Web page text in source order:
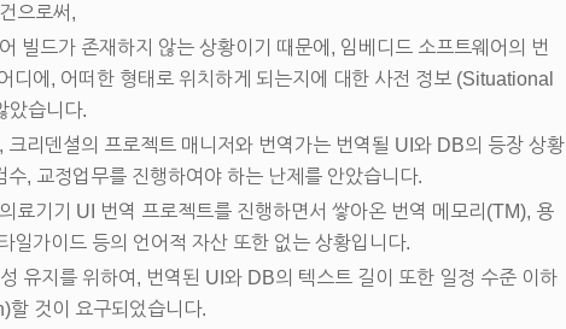
으로써,
빌드가 존재하지 않는 상황이기 때문에, 임베디드 소프트웨어의 번
디에, 어떠한 형태로 위치하게 되는지에 대한 사전 정보 (Situational
았습니다.
크리덴셜의 프로젝트 매니저와 번역가는 번역될 UI와 DB의 등장 상황
수, 교정업무를 진행하여야 하는 난제를 안았습니다.
료기기 UI 번역 프로젝트를 진행하면서 쌓아온 번역 메모리(TM), 용
일가이드 등의 언어적 자산 또한 없는 상황입니다.
유지를 위하여, 번역된 UI와 DB의 텍스트 길이 또한 일정 수준 이하
할 것이 요구되었습니다.